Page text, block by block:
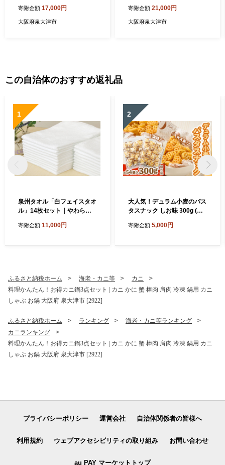
鍋 大阪府 泉大津市 [2915]
寄附金額 17,000円
大阪府泉大津市
市 [2917]
寄附金額 21,000円
大阪府泉大津市
この自治体のおすすめ返礼品
1
泉州タオル「白フェイスタオ
ル」14枚セット｜やわらか
性 普段使い 泉州タオル [381
寄附金額 11,000円
2
大人気！デュラム小麦のパス
タスナック しお味 300g (約5
個包装 パスタ スナック 塩味
寄附金額 5,000円
ふるさと納税ホーム 海老・カニ等
カニ
料理かんたん！お得カニ鍋3点セット | カニ かに 蟹 棒肉 肩肉 冷凍 鍋用 カニ
しゃぶ お鍋 大阪府 泉大津市 [2922]
ふるさと納税ホーム ランキング
海老・カニ等ランキング
カニランキング
料理かんたん！お得カニ鍋3点セット | カニ かに 蟹 棒肉 肩肉 冷凍 鍋用 カニ
しゃぶ お鍋 大阪府 泉大津市 [2922]
プライバシーポリシー 運営会社 自治体関係者の皆様へ
利用規約 ウェブアクセシビリティの取り組み お問い合わせ
au PAY マーケットトップ